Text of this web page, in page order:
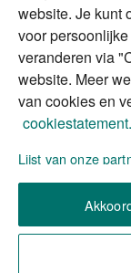
Over ABN
We
invult, om
Wilt u
website. Je kunt
voor
veranderen via
website. Meer
van cookies en
cookiestatement.
Lijst van onze